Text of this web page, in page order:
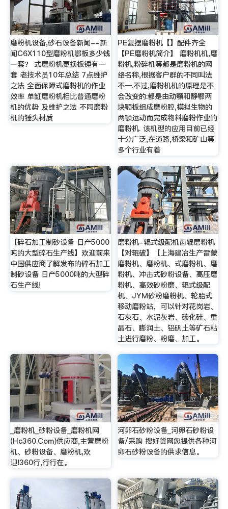
磨粉机设备,砂石设备新闻--新
闻C6X110型磨粉机鄂板多少钱
一套？ 式磨粉机更换板锤有一
套 老技术员10年总结 7点维护
之法 全面保障式磨粉机的作业
效率 单缸磨粉机相比普通磨粉
机的优势 及维护之法 不同磨粉
机的锤头材质
PE复摆磨粉机【】配件齐全
【PE磨粉机简介】 磨粉机机,磨
粉机,粉碎机等都是磨粉机的网
络名称,根据客户群的不同叫法
不一.不过,磨粉机机的原理是不
会改变的:都是由动颚和静鄂两
块颚板组成磨粉腔,模拟生物的
两颚运动而完成物料磨粉作业的
磨粉机. 该机型的应用目前已经
十分广泛,在道路,桥梁和矿山等
多个行业有着
【碎石加工制砂设备 日产5000
吨的大型碎石生产线】欢迎前来
中国供应商了解发布的碎石加工
制砂设备 日产5000吨的大型碎
石生产线!
磨粉机-辊式级配机齿辊磨粉机
【对辊破】【上海建冶生产雷蒙
磨粉机、磨粉机、式磨粉机、磨
粉机、冲击式砂粉设备、高压磨
粉机、高效砂粉磨、辊式级配
机、JYM砂粉磨粉机、轮胎式
移动磨粉站，可以针对花岗岩、
石灰石、水泥灰岩、碳化硅、重
晶石、膨润土、铝矾土等矿石粘
土进行磨粉、粉磨、加工。
_磨粉机_砂粉设备_磨粉机网
(Hc360.Com)供应商,主营磨粉
机、砂粉设备、磨粉机,欢
迎!360行,行行在。
河卵石砂粉设备_河卵石砂粉设
备/采购 搜好货网您提供各种河
卵石砂粉设备的供求信息。